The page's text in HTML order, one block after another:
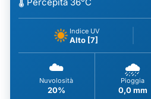
🌡️ Percepita 36°C
Indice UV
Alto [7]
☁️
Nuvolosità
20%
🌧️
Pioggia
0,0 mm